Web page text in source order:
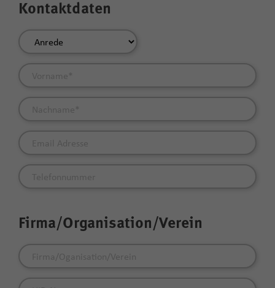
Kontaktdaten
Firma/Organisation/Verein